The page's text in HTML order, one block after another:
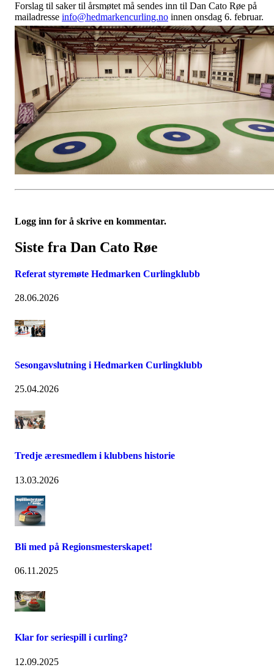
Forslag til saker til årsmøtet må sendes inn til Dan Cato Røe på
mailadresse info@hedmarkencurling.no innen onsdag 6. februar.
Logg inn for å skrive en kommentar.
Siste fra Dan Cato Røe
Referat styremøte Hedmarken Curlingklubb
28.06.2026
Sesongavslutning i Hedmarken Curlingklubb
25.04.2026
Tredje æresmedlem i klubbens historie
13.03.2026
Bli med på Regionsmesterskapet!
06.11.2025
Klar for seriespill i curling?
12.09.2025